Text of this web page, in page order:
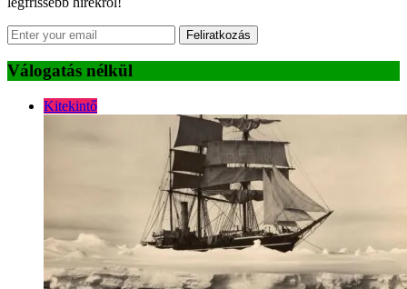
Feliratkozás
Válogatás nélkül
Kitekintő